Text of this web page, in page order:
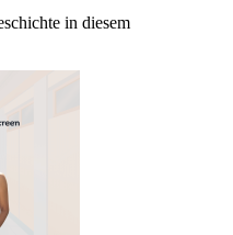
in diesem